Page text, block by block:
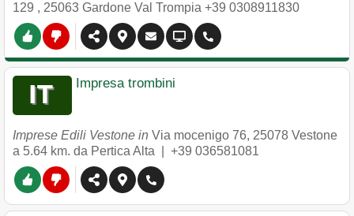
129 , 25063 Gardone Val Trompia +39 0308911830
Impresa trombini
Imprese Edili Vestone in Via mocenigo 76, 25078 Vestone
a 5.64 km. da Pertica Alta | +39 036581081